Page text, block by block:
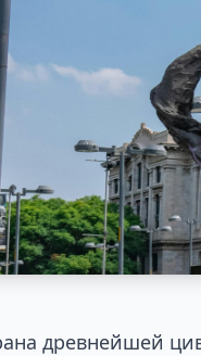
древнейшей